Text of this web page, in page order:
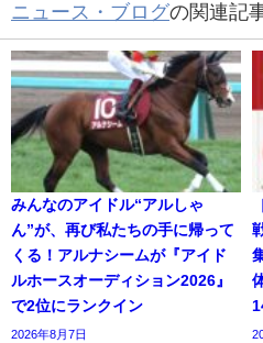
ニュース・ブログの関連記
みんなのアイドル“アルしゃ
ん”が、再び私たちの手に帰って
くる！アルナシームが『アイド
ルホースオーディション2026』
で2位にランクイン
2026年8月7日